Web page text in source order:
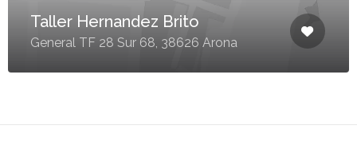
Taller Hernandez Brito
General TF 28 Sur 68, 38626 Arona